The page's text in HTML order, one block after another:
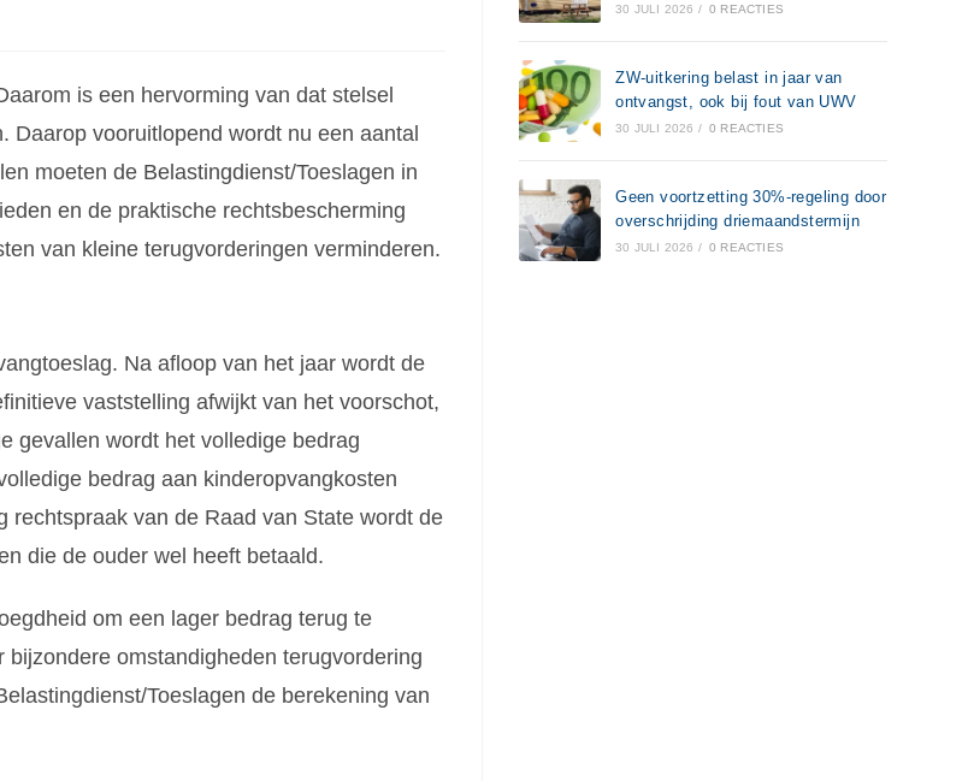
is een hervorming van dat stelsel
Daarop vooruitlopend wordt nu een aantal
moeten de Belastingdienst/Toeslagen in
en de praktische rechtsbescherming
van kleine terugvorderingen verminderen.
Na afloop van het jaar wordt de
vaststelling afwijkt van het voorschot,
gevallen wordt het volledige bedrag
bedrag aan kinderopvangkosten
rechtspraak van de Raad van State wordt de
die de ouder wel heeft betaald.
om een lager bedrag terug te
omstandigheden terugvordering
Toeslagen de berekening van
30 JULI 2026 / 0 REACTIES
ZW-uitkering belast in jaar van
ontvangst, ook bij fout van UWV
30 JULI 2026 / 0 REACTIES
Geen voortzetting 30%-regeling door
overschrijding driemaandstermijn
30 JULI 2026 / 0 REACTIES